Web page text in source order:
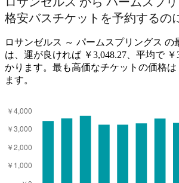
格安バスチケットを予約するの
ロサンゼルス ～ パームスプリングス の
は、運が良ければ ￥3,048.27、平均で ￥
かります。最も高価なチケットの価格は
ます。